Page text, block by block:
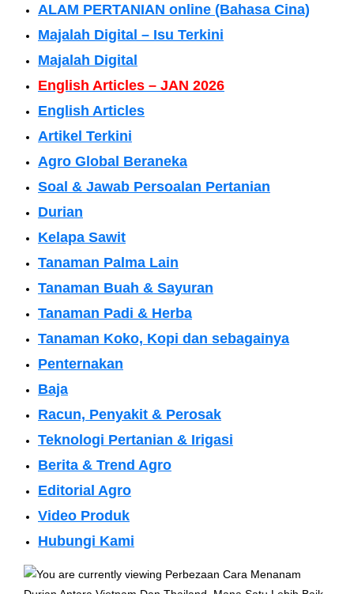
ALAM PERTANIAN online (Bahasa Cina)
Majalah Digital – Isu Terkini
Majalah Digital
English Articles – JAN 2026
English Articles
Artikel Terkini
Agro Global Beraneka
Soal & Jawab Persoalan Pertanian
Durian
Kelapa Sawit
Tanaman Palma Lain
Tanaman Buah & Sayuran
Tanaman Padi & Herba
Tanaman Koko, Kopi dan sebagainya
Penternakan
Baja
Racun, Penyakit & Perosak
Teknologi Pertanian & Irigasi
Berita & Trend Agro
Editorial Agro
Video Produk
Hubungi Kami